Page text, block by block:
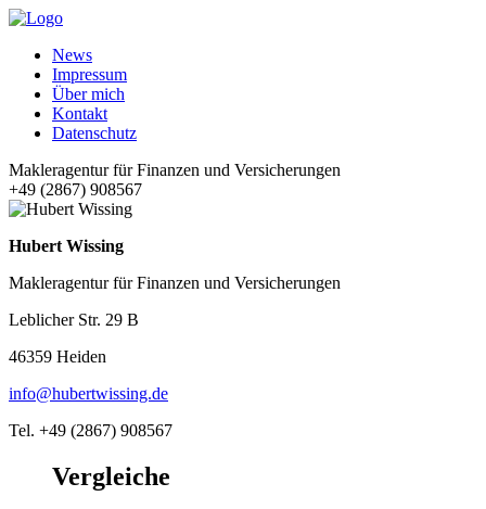
News
Impressum
Über mich
Kontakt
Datenschutz
Makleragentur für Finanzen und Versicherungen
+49 (2867) 908567
Hubert Wissing
Makleragentur für Finanzen und Versicherungen
Leblicher Str. 29 B
46359 Heiden
info@hubertwissing.de
Tel. +49 (2867) 908567
Vergleiche